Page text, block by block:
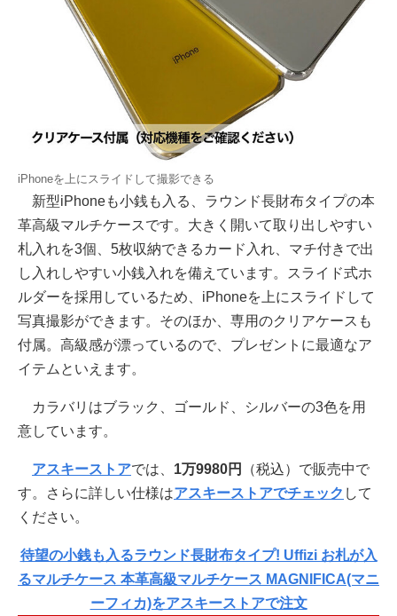
iPhoneを上にスライドして撮影できる
新型iPhoneも小銭も入る、ラウンド長財布タイプの本
革高級マルチケースです。大きく開いて取り出しやすい
札入れを3個、5枚収納できるカード入れ、マチ付きで出
し入れしやすい小銭入れを備えています。スライド式ホ
ルダーを採用しているため、iPhoneを上にスライドして
写真撮影ができます。そのほか、専用のクリアケースも
付属。高級感が漂っているので、プレゼントに最適なア
イテムといえます。
カラバリはブラック、ゴールド、シルバーの3色を用
意しています。
アスキーストアでは、 1万9980円
（税込）で販売中で
す。さらに詳しい仕様はアスキーストアでチェック して
ください。
待望の小銭も入るラウンド長財布タイプ! Uffizi お札が入
るマルチケース 本革高級マルチケース MAGNIFICA(マニ
ーフィカ)をアスキーストアで注文